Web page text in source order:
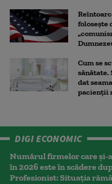
folosește
Cum se
sănătate.
dat
pacienții
DIGI ECONOMIC
Numărul firmelor care și-
în 2026 este în scădere
Profesionist: Situația